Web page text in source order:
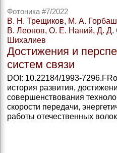
Фотоника #7/2022
В. Н. Трещиков, М. А.
В. Леонов, О. Е. Наний, Д. Д.
Шихалиев
Достижения и
систем связи
DOI: 10.22184/1993-
история развития,
совершенствования
скорости передачи,
работы отечественных